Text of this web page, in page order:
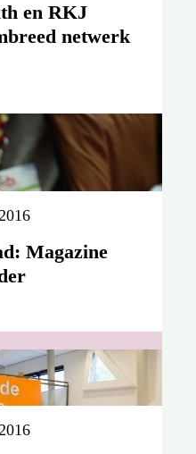
en RKJ
netwerk
Magazine
over